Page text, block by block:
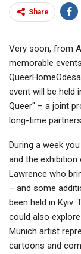
Share
Very soon, from
memorable
event will be held
Queer" – a joint
long-time
During a week
and the
Lawrence who
– and some
been held in Kyiv.
could also
Munich artist
cartoons and